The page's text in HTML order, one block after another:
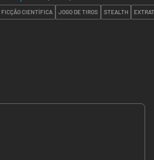
FICÇÃO CIENTÍFICA JOGO DE TIROS STEALTH